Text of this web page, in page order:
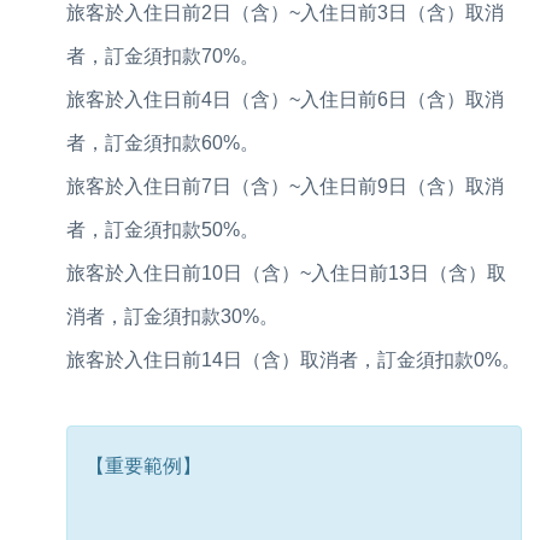
旅客於入住日前2日（含）~入住日前3日（含）取消
者，訂金須扣款70%。
旅客於入住日前4日（含）~入住日前6日（含）取消
者，訂金須扣款60%。
旅客於入住日前7日（含）~入住日前9日（含）取消
者，訂金須扣款50%。
旅客於入住日前10日（含）~入住日前13日（含）取
消者，訂金須扣款30%。
旅客於入住日前14日（含）取消者，訂金須扣款0%。
【重要範例】